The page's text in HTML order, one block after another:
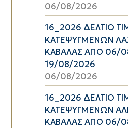
06/08/2026
16_2026 ΔΕΛΤΙΟ
ΚΑΤΕΨΥΓΜΕΝΩΝ
ΚΑΒΑΛΑΣ ΑΠΟ 06/
19/08/2026
06/08/2026
16_2026 ΔΕΛΤΙΟ
ΚΑΤΕΨΥΓΜΕΝΩΝ
ΚΑΒΑΛΑΣ ΑΠΟ 06/